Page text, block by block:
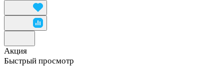
Акция
Быстрый просмотр